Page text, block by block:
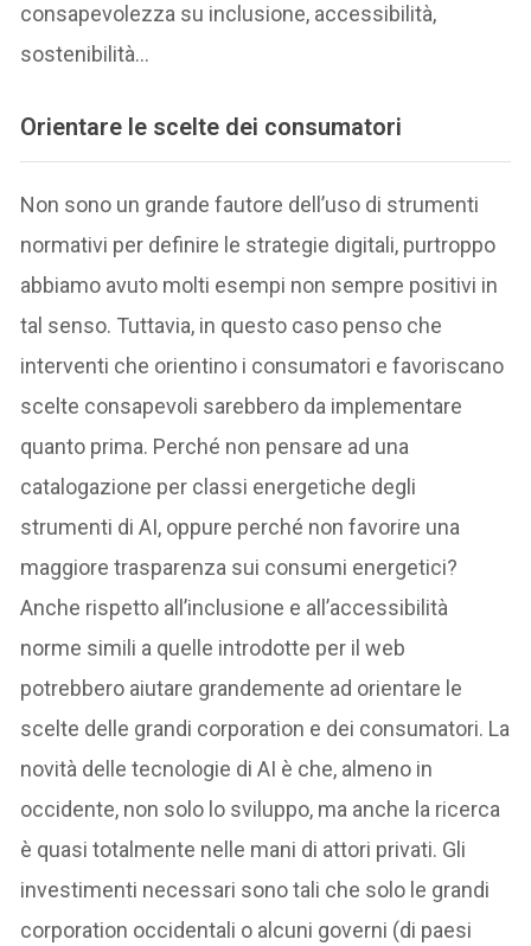
consapevolezza su inclusione, accessibilità,
sostenibilità…
Orientare le scelte dei consumatori
Non sono un grande fautore dell’uso di strumenti
normativi per definire le strategie digitali, purtroppo
abbiamo avuto molti esempi non sempre positivi in
tal senso. Tuttavia, in questo caso penso che
interventi che orientino i consumatori e favoriscano
scelte consapevoli sarebbero da implementare
quanto prima. Perché non pensare ad una
catalogazione per classi energetiche degli
strumenti di AI, oppure perché non favorire una
maggiore trasparenza sui consumi energetici?
Anche rispetto all’inclusione e all’accessibilità
norme simili a quelle introdotte per il web
potrebbero aiutare grandemente ad orientare le
scelte delle grandi corporation e dei consumatori. La
novità delle tecnologie di AI è che, almeno in
occidente, non solo lo sviluppo, ma anche la ricerca
è quasi totalmente nelle mani di attori privati. Gli
investimenti necessari sono tali che solo le grandi
corporation occidentali o alcuni governi (di paesi